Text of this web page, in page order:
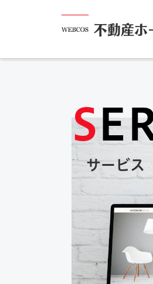
不動産ホ
S
サービ